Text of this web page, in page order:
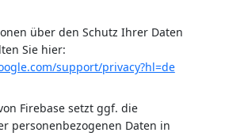
über den Schutz Ihrer Daten
Sie hier:
support/privacy?hl=de
Firebase setzt ggf. die
personenbezogenen Daten in